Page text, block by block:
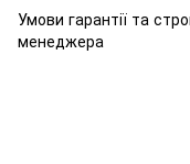
Умови гарантії та
менеджера